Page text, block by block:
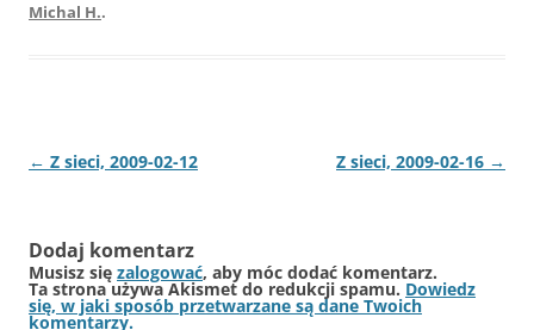
Michal H..
Nawigacja
← Z sieci, 2009-02-12 Z sieci, 2009-02-16 →
Dodaj komentarz
Musisz się zalogować, aby móc dodać komentarz.
Ta strona używa Akismet do redukcji spamu. Dowiedz
się, w jaki sposób przetwarzane są dane Twoich
komentarzy.